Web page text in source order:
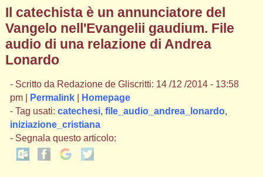
Il catechista è un annunciatore del
Vangelo nell'Evangelii gaudium. File
audio di una relazione di Andrea
Lonardo
- Scritto da Redazione de Gliscritti: 14 /12 /2014 - 13:58
pm |
Permalink|
Homepage
- Tag usati: catechesi, file_audio_andrea_lonardo,
iniziazione_cristiana
- Segnala questo articolo: